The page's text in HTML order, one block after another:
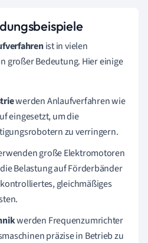
ist in vielen
großer Bedeutung. Hier einige
werden Anlaufverfahren wie
eingesetzt, um die
zu verringern.
große Elektromotoren
Belastung auf Förderbänder
gleichmäßiges
werden Frequenzumrichter
präzise in Betrieb zu